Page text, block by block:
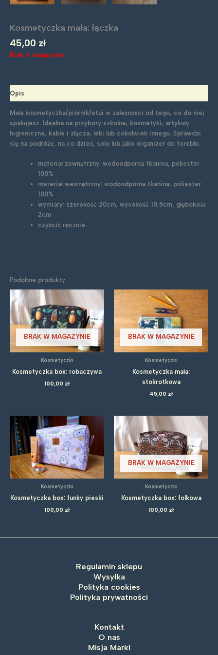
Kosmetyczka mała: łączka
45,00 zł
Brak w magazynie
Opis
Mała kosmetyczka/piórnik/etui w zależności od tego, co do niej
spakujesz. Idealna na przybory szkolne, kosmetyki, artykuły
higieniczne, kable i złącza, leki lub cokolwiek innego. Sprawdzi
się na podróże, na co dzień, solo lub jako organizer do torebki.
materiał zewnętrzny: wodoodporna tkanina, poliester
100%
materiał wewnętrzny: wodoodporna tkanina, poliester
100%
wymiary: szerokość 20cm, wysokość 10,5cm, głębokość
2cm
czyścić ręcznie.
Podobne produkty
BRAK W MAGAZYNIE
Kosmetyczki
Kosmetyczka box: robaczywa
100,00 zł
BRAK W MAGAZYNIE
Kosmetyczki
Kosmetyczka mała:
stokrotkowa
45,00 zł
Kosmetyczki
Kosmetyczka box: funky pieski
100,00 zł
BRAK W MAGAZYNIE
Kosmetyczki
Kosmetyczka box: folkowa
100,00 zł
Regulamin sklepu
Wysyłka
Polityka cookies
Polityka prywatności
Kontakt
O nas
Misja Marki